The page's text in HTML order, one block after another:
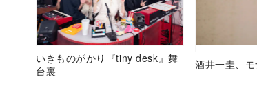
いきものがかり『tiny desk』舞
台裏
酒井一圭、